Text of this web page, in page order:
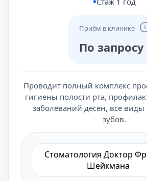
Приём в клинике
По запросу
Проводит полный комплекс
гигиены полости рта,
заболеваний десен, все
зубов.
Cтоматология Доктор
Шейкмана